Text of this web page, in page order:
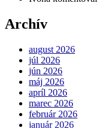
Archív
august 2026
júl 2026
jún 2026
máj 2026
apríl 2026
marec 2026
február 2026
január 2026